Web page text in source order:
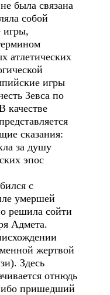
была связана
собой
игры,
атлетических
игры
Зевса по
качестве
сказания:
за душу
эпос
с
умершей
решила сойти
Адмета.
жертвой
Здесь
отнюдь
ибо пришедший